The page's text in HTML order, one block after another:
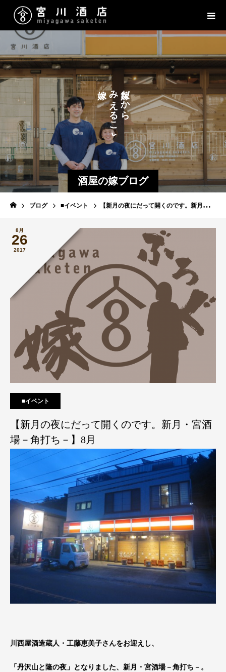
酒屋の嫁ブログ
だ
か
ら
み
え
る
こ
と
だ
か
ら
た
の
ブログ ■イベント 【新月の夜にだって開くのです。新月・宮酒場－角打ち－】8月
8月
26
2017
■イベント
【新月の夜にだって開くのです。新月・宮酒
場－角打ち－】8月
川西屋酒造蔵人・工藤恵美子さんをお迎えし、
「丹沢山と隆の夜」となりました、新月・宮酒場－角打ち－。